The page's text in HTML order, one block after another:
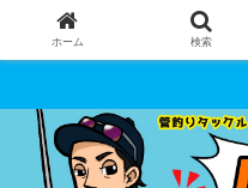
ホーム 検索